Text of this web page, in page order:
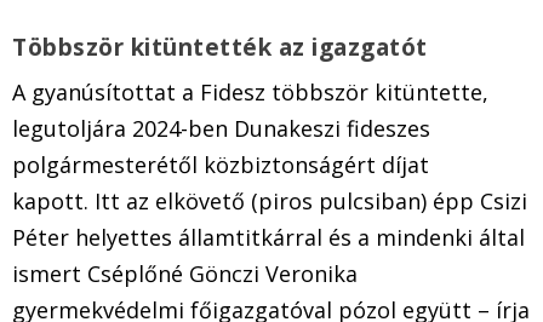
Többször kitüntették az igazgatót
A gyanúsítottat a Fidesz többször kitüntette,
legutoljára 2024-ben Dunakeszi fideszes
polgármesterétől közbiztonságért díjat
kapott. Itt az elkövető (piros pulcsiban) épp Csizi
Péter helyettes államtitkárral és a mindenki által
ismert Cséplőné Gönczi Veronika
gyermekvédelmi főigazgatóval pózol együtt – írja